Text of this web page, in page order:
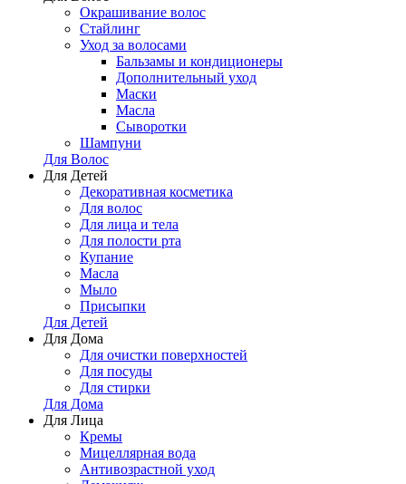
Окрашивание волос
Стайлинг
Уход за волосами
Бальзамы и кондиционеры
Дополнительный уход
Маски
Масла
Сыворотки
Шампуни
Для Волос
Для Детей
Декоративная косметика
Для волос
Для лица и тела
Для полости рта
Купание
Масла
Мыло
Присыпки
Для Детей
Для Дома
Для очистки поверхностей
Для посуды
Для стирки
Для Дома
Для Лица
Кремы
Мицеллярная вода
Антивозрастной уход